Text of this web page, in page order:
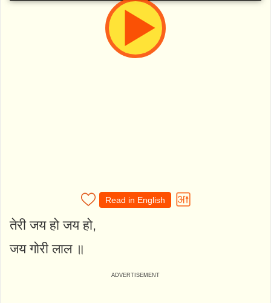
Read in English
तेरी जय हो जय हो,
जय गोरी लाल ॥